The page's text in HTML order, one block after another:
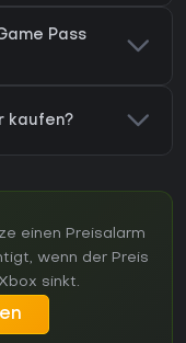
Pass
kaufen?
einen Preisalarm
wenn der Preis
sinkt.